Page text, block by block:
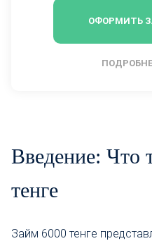
ОФОРМИТЬ
Введение: Что
тенге
Займ 6000 тенге